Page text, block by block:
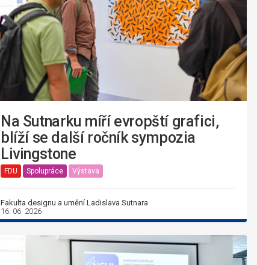
Na Sutnarku míří evropští grafici,
blíží se další ročník sympozia
Livingstone
FDU Spolupráce Výstava
Fakulta designu a umění Ladislava Sutnara
16. 06. 2026